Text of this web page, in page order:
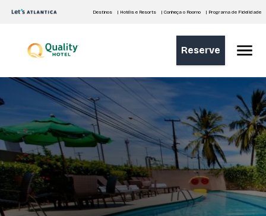
Destinos | Hotéis e Resorts | Conheça o Roomo | Programa de Fidelidade
Reserve